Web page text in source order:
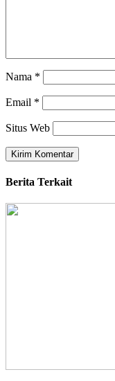
Nama *
Email *
Situs Web
Berita Terkait